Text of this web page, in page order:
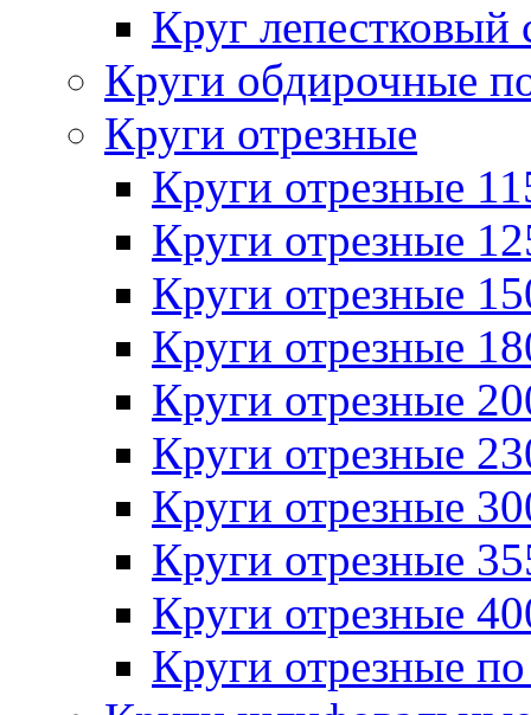
Круг лепестковый
Круги обдирочные
Круги отрезные
Круги отрезные
Круги отрезные
Круги отрезные
Круги отрезные
Круги отрезные
Круги отрезные
Круги отрезные
Круги отрезные
Круги отрезные
Круги отрезные